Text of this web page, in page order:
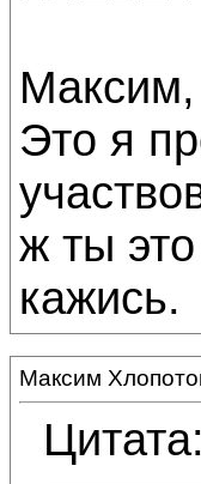
Это я
ж ты
кажись.
Максим
Цитата: